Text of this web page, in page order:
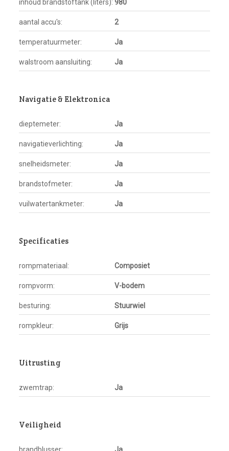
inhoud brandstoftank (liters): 980
aantal accu's: 2
temperatuurmeter: Ja
walstroom aansluiting: Ja
Navigatie & Elektronica
dieptemeter: Ja
navigatieverlichting: Ja
snelheidsmeter: Ja
brandstofmeter: Ja
vuilwatertankmeter: Ja
Specificaties
rompmateriaal: Composiet
rompvorm: V-bodem
besturing: Stuurwiel
rompkleur: Grijs
Uitrusting
zwemtrap: Ja
Veiligheid